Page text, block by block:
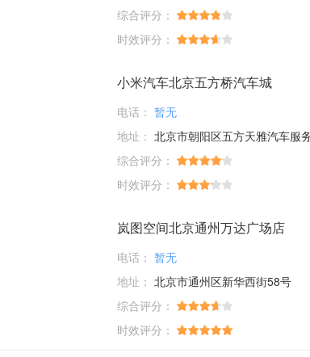
综合评分：
时效评分：
小米汽车北京五方桥汽车城
电话： 暂无
地址： 北京市朝阳区五方天雅汽车服务园D1-01-03；D6-33-35-
综合评分：
时效评分：
岚图空间北京通州万达广场店
电话： 暂无
地址： 北京市通州区新华西街58号
综合评分：
时效评分：